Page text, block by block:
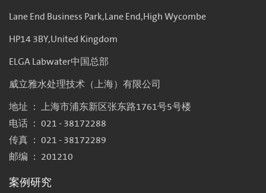
Lane End Business Park,Lane End,High Wycombe
HP14 3BY,United Kingdom
ELGA Labwater中国总部
威立雅水处理技术（上海）有限公司
地址 ： 上海市浦东新区张东路1761号5号楼
电话 ： 021 - 38172288
传真 ： 021 - 38172289
邮编 ： 201210
案例研究